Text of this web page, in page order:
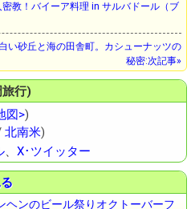
教！バイーア料理 in サルバドール（ブ
い砂丘と海の田舎町。カシューナッツの
秘密:次記事»
行)
図>)
北南米)
、 X･ツイッター
ヘンのビール祭りオクトーバーフ